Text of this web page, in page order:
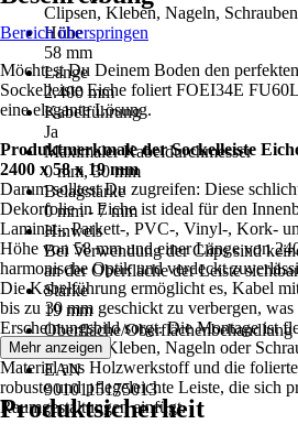
Clipsen, Kleben, Nageln, Schrauben
Höhe
58 mm
Länge
2.400 mm
Kabelführung
Ja
Maximaler Kabeldurchmesser
0 mm, 30 mm
Belagstärke
0 mm - 7 mm
Hinweis
Bei Verwendung der Clips sind
an der Oberfläche der Leiste sichtbar
Stärke
19 mm
Oberfläche/Oberflächenbehandlung
Foliert
EAN
9010115175013
Bereich überspringen
Möchtest Du Deinem Boden den
Sockelleiste Eiche foliert FOEI34E
eine elegante Lösung.
Produktmerkmale der Sockelleiste
2400 x 58 x 19 mm
Darum solltest Du zugreifen: Diese
Dekorfolie in Eiche ist ideal für den
Laminat-, Parkett-, PVC-, Vinyl-, Kork-
Höhe von 58 mm und einer Länge von
harmonische Optik und verdeckt
Die Kabelführung ermöglicht es, Kabel
bis zu 30 mm geschickt zu verbergen,
Erscheinungsbild sorgt. Die Montage ist
durch Clipsen, Kleben, Nageln oder
Material aus Holzwerkstoff und die
robuste und pflegeleichte Leiste, die sich
Raumgestaltungen einfügt.
Mehr anzeigen
Produktsicherheit